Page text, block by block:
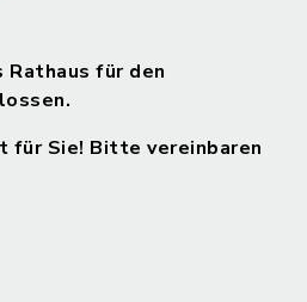
für den
für Sie! Bitte vereinbaren